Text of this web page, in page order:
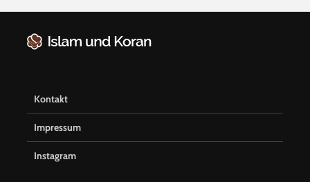
Kontakt
Impressum
Instagram